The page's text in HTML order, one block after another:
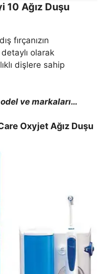
10 Ağız Duşu
fırçanızın
olarak
dişlere sahip
ve markaları…
Oxyjet Ağız Duşu